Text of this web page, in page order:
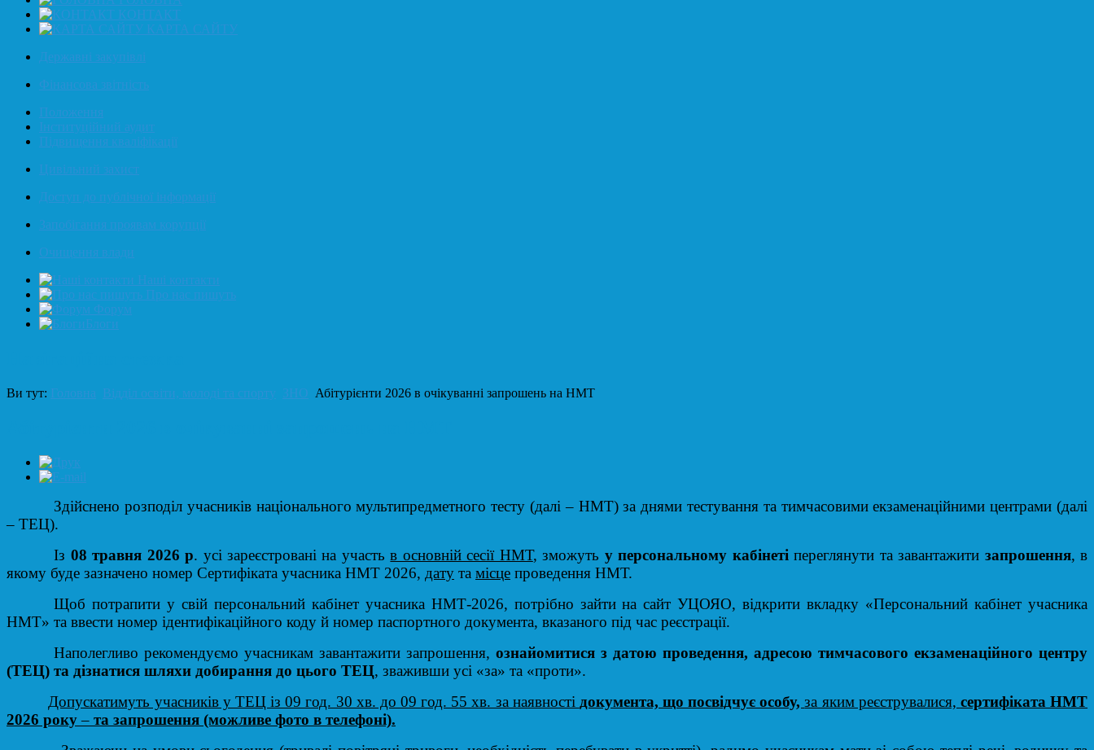
КОНТАКТ
КАРТА САЙТУ
Державні закупівлі
Фінансова звітність
Положення
Інституційний аудит
Підвищення кваліфікації
Цивільний захист
Доступ до публічної інформації
Запобігання проявам корупції
Очищення влади
Наші контакти
Про нас пишуть
Форум
Блоги
Ви тут: Головна Відділ освіти, молоді та спорту ЗНО Абітурієнти 2026 в очікуванні запрошень на НМТ
Здійснено розподіл учасників національного мультипредметного тесту (далі – НМТ) за днями тестування та тимчасовими екзаменаційними центрами (далі
– ТЕЦ).
Із 08 травня 2026 р. усі зареєстровані на участьв основній сесії НМТ, зможуть у персональному кабінеті переглянути та завантажити запрошення, в
якому буде зазначено номер Сертифіката учасника НМТ 2026, дату та місце проведення НМТ.
Щоб потрапити у свій персональний кабінет учасника НМТ-2026, потрібно зайти на сайт УЦОЯО, відкрити вкладку «Персональний кабінет учасника
НМТ» та ввести номер ідентифікаційного коду й номер паспортного документа, вказаного під час реєстрації.
Наполегливо рекомендуємо учасникам завантажити запрошення,ознайомитися з датою проведення, адресою тимчасового екзаменаційного центру
(ТЕЦ) та дізнатися шляхи добирання до цього ТЕЦ, зваживши усі «за» та «проти».
Допускатимуть учасників у ТЕЦ із 09 год. 30 хв. до 09 год. 55 хв. за наявності документа, що посвідчує особу, за яким реєструвалися, сертифіката НМТ
2026 року– та запрошення (можливе фото в телефоні).